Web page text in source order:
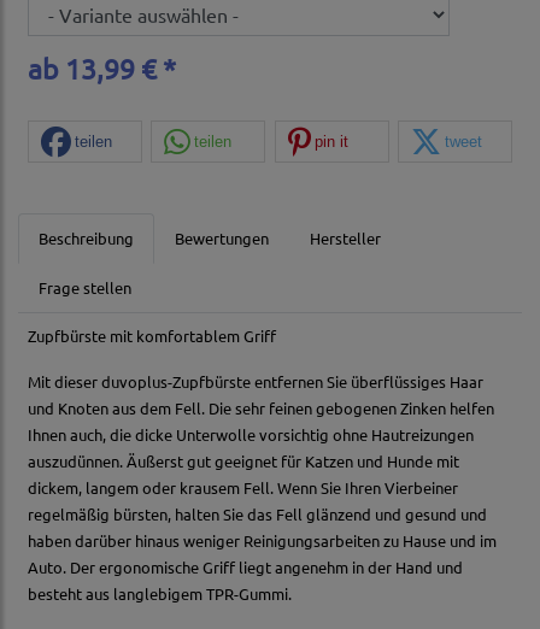
ab 13,99 € *
teilen teilen pin it tweet
Beschreibung Bewertungen Hersteller
Frage stellen
Zupfbürste mit komfortablem Griff
Mit dieser duvoplus-Zupfbürste entfernen Sie überflüssiges Haar
und Knoten aus dem Fell. Die sehr feinen gebogenen Zinken helfen
Ihnen auch, die dicke Unterwolle vorsichtig ohne Hautreizungen
auszudünnen. Äußerst gut geeignet für Katzen und Hunde mit
dickem, langem oder krausem Fell. Wenn Sie Ihren Vierbeiner
regelmäßig bürsten, halten Sie das Fell glänzend und gesund und
haben darüber hinaus weniger Reinigungsarbeiten zu Hause und im
Auto. Der ergonomische Griff liegt angenehm in der Hand und
besteht aus langlebigem TPR-Gummi.